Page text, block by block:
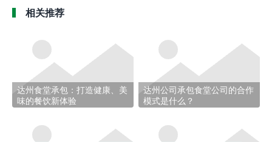
相关推荐
达州食堂承包：打造健康、美
味的餐饮新体验
达州公司承包食堂公司的合作
模式是什么？